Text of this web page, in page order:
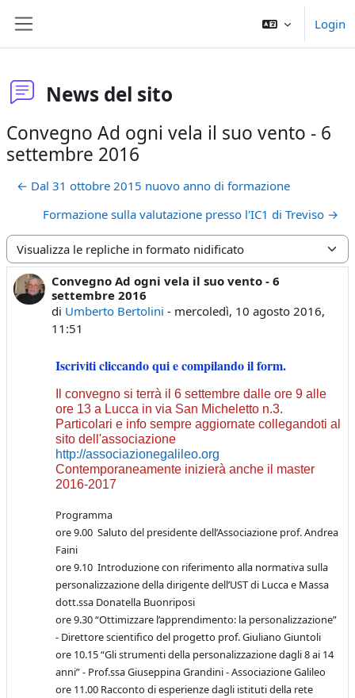
Login
News del sito
Convegno Ad ogni vela il suo vento - 6
settembre 2016
← Dal 31 ottobre 2015 nuovo anno di formazione
Formazione sulla valutazione presso l'IC1 di Treviso →
Modalità visualizzazione
Convegno Ad ogni vela il suo vento - 6
settembre 2016
di Umberto Bertolini - mercoledì, 10 agosto 2016,
11:51
Numero di risposte: 0
Iscriviti cliccando qui e compilando il form.
Il convegno si terrà il 6 settembre dalle ore 9 alle
ore 13 a Lucca in via San Micheletto n.3.
Particolari e info sempre aggiornate collegandoti al
sito dell'associazione
http://associazionegalileo.org
Contemporaneamente inizierà anche il master
2016-2017
Programma
ore 9.00 Saluto del presidente dell’Associazione prof. Andrea
Faini
ore 9.10 Introduzione con riferimento alla normativa sulla
personalizzazione della dirigente dell’UST di Lucca e Massa
dott.ssa Donatella Buonriposi
ore 9.30 “Ottimizzare l’apprendimento: la personalizzazione”
- Direttore scientifico del progetto prof. Giuliano Giuntoli
ore 10.15 “Gli strumenti della personalizzazione dagli 8 ai 14
anni” - Prof.ssa Giuseppina Grandini - Associazione Galileo
ore 11.00 Racconto di esperienze dagli istituti della rete